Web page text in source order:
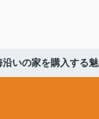
沿いの家を購入する